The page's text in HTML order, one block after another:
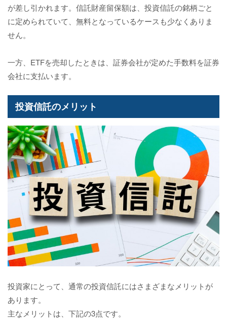
が差し引かれます。信託財産留保額は、投資信託の銘柄ごと
に定められていて、無料となっているケースも少なくありま
せん。
一方、ETFを売却したときは、証券会社が定めた手数料を証券
会社に支払います。
投資信託のメリット
投資家にとって、通常の投資信託にはさまざまなメリットが
あります。
主なメリットは、下記の3点です。